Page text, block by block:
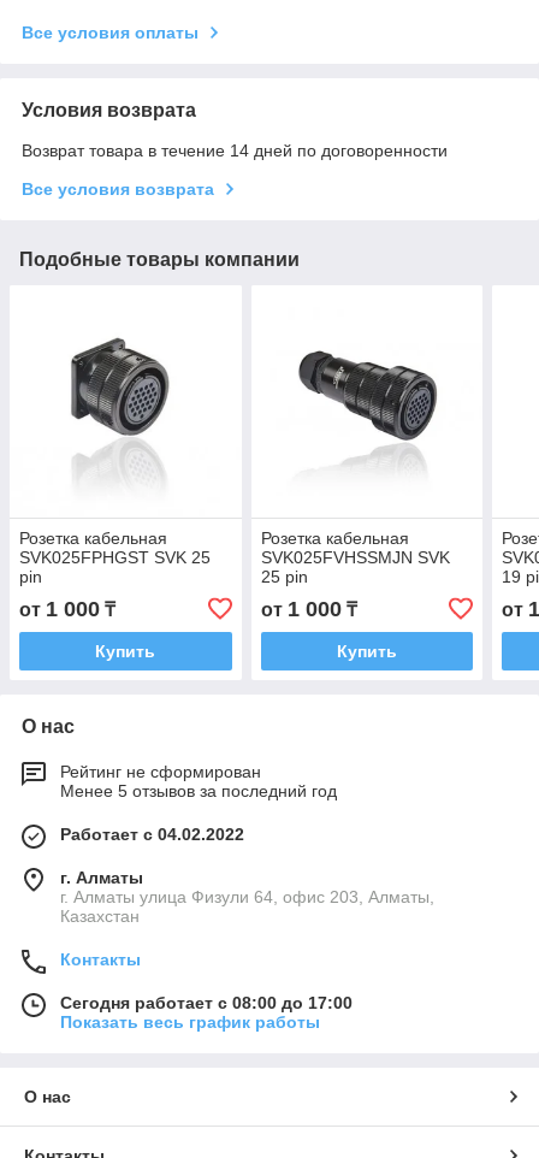
Все условия оплаты
Условия возврата
Возврат товара в течение 14 дней по договоренности
Все условия возврата
Подобные товары компании
Розетка кабельная
SVK025FPHGST SVK 25
pin
от 1 000 ₸
Купить
Розетка кабельная
SVK025FVHSSMJN SVK
25 pin
от 1 000₸
Купить
19
от
О нас
Рейтинг не сформирован
Менее 5 отзывов за последний год
Работает с 04.02.2022
г. Алматы
г. Алматы улица Физули 64, офис 203, Алматы,
Казахстан
Контакты
Сегодня работает с 08:00 до 17:00
Показать весь график работы
О нас